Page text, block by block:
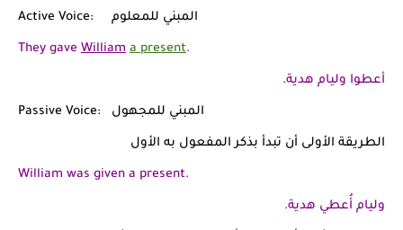
Active Voice: المبني للمعلوم
They gave William a present.
أعطوا وليام هدية.
Passive Voice: المبني للمجهول
الطريقة الأولى أن تبدأ بذكر المفعول به الأول
William was given a present.
وليام أُعطي هدية.